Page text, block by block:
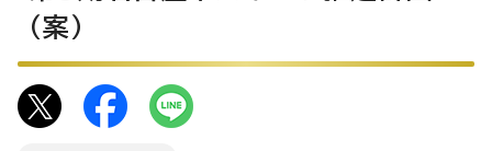
（案）